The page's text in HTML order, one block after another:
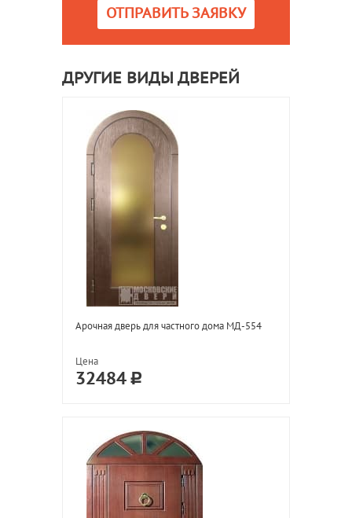
ОТПРАВИТЬ ЗАЯВКУ
ДРУГИЕ ВИДЫ ДВЕРЕЙ
Арочная дверь для частного дома МД-554
Цена
32484